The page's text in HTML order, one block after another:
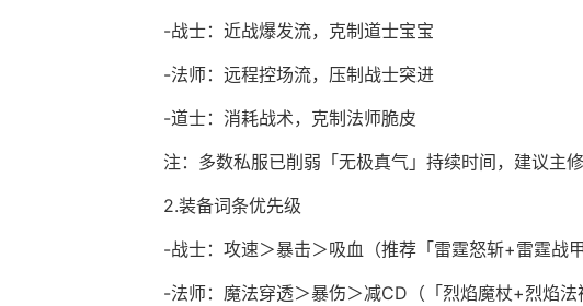
-战士：近战爆发流，克制道士宝宝
-法师：远程控场流，压制战士突进
-道士：消耗战术，克制法师脆皮
注：多数私服已削弱「无极真气」持续时间，建议主
2.装备词条优先级
-战士：攻速＞暴击＞吸血（推荐「雷霆怒斩+雷霆战甲
-法师：魔法穿透＞暴伤＞减CD（「烈焰魔杖+烈焰法